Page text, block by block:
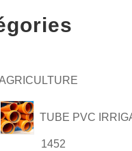
TUBE PVC
1452